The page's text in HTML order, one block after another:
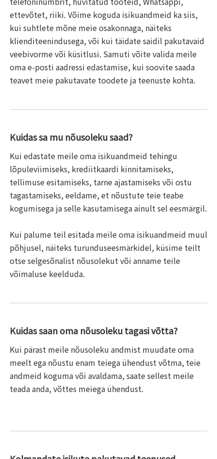
ettevõtet, riiki. Võime koguda isikuandmeid ka siis,
kui suhtlete mõne meie osakonnaga, näiteks
klienditeenindusega, või kui täidate saidil pakutavaid
veebivorme või küsitlusi. Samuti võite valida meile
oma e-posti aadressi edastamise, kui soovite saada
teavet meie pakutavate toodete ja teenuste kohta.
Kuidas sa mu nõusoleku saad?
Kui edastate meile oma isikuandmeid tehingu
lõpuleviimiseks, krediitkaardi kinnitamiseks,
tellimuse esitamiseks, tarne ajastamiseks või ostu
tagastamiseks, eeldame, et nõustute teie teabe
kogumisega ja selle kasutamisega ainult sel eesmärgil.
Kui palume teil esitada meile oma isikuandmeid muul
põhjusel, näiteks turunduseesmärkidel, küsime teilt
otse selgesõnalist nõusolekut või anname teile
võimaluse keelduda.
Kuidas saan oma nõusoleku tagasi võtta?
Kui pärast meile nõusoleku andmist muudate oma
meelt ega nõustu enam teiega ühendust võtma, teie
andmeid koguma või avaldama, saate sellest meile
teada anda, võttes meiega ühendust.